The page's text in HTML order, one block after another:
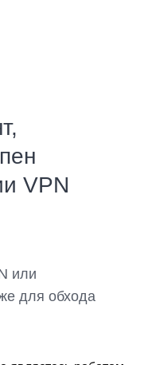
VPN
или
для обхода